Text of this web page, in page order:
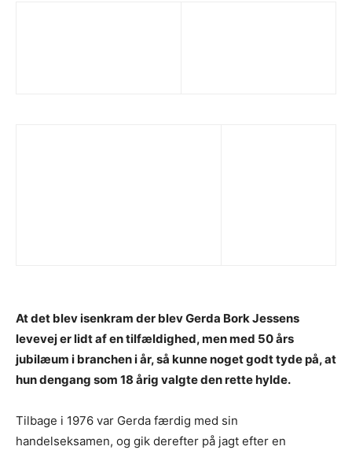
At det blev isenkram der blev Gerda Bork Jessens
levevej er lidt af en tilfældighed, men med 50 års
jubilæum i branchen i år, så kunne noget godt tyde på, at
hun dengang som 18 årig valgte den rette hylde.
Tilbage i 1976 var Gerda færdig med sin
handelseksamen, og gik derefter på jagt efter en